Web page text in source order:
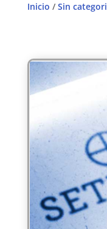
Inicio /Sin